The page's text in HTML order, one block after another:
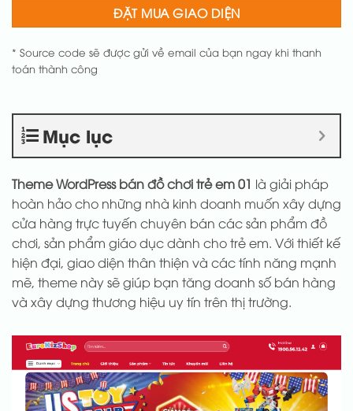
ĐẶT MUA GIAO DIỆN
* Source code sẽ được gửi về email của bạn ngay khi thanh
toán thành công
Mục lục
Theme WordPress bán đồ chơi trẻ em 01 là giải pháp
hoàn hảo cho những nhà kinh doanh muốn xây dựng
cửa hàng trực tuyến chuyên bán các sản phẩm đồ
chơi, sản phẩm giáo dục dành cho trẻ em. Với thiết kế
hiện đại, giao diện thân thiện và các tính năng mạnh
mẽ, theme này sẽ giúp bạn tăng doanh số bán hàng
và xây dựng thương hiệu uy tín trên thị trường.